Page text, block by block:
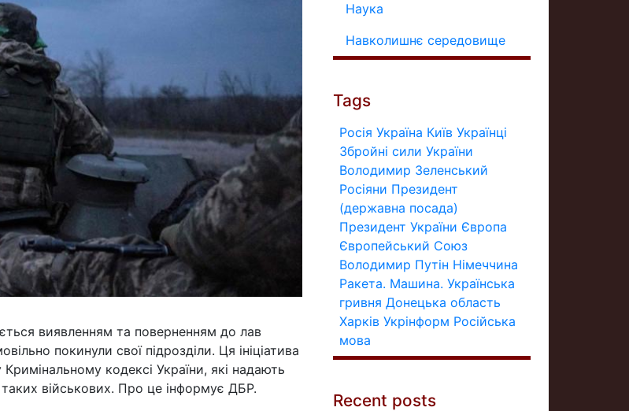
виявленням та поверненням до лав
покинули свої підрозділи. Ця ініціатива
кодексі України, які надають
військових. Про це інформує ДБР.
Наука
Навколишнє середовище
Tags
Росія Україна Київ Українці
Збройні сили України
Володимир Зеленський
Росіяни Президент
(державна посада)
Президент України Європа
Європейський Союз
Володимир Путін Німеччина
Ракета. Машина. Українська
гривня Донецька область
Харків Укрінформ Російська
мова
Recent posts